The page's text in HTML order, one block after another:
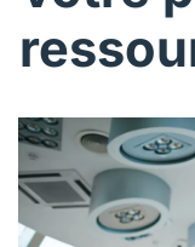
Connexion client